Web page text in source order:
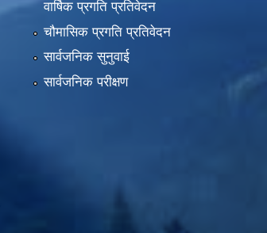
वार्षिक प्रगति प्रतिवेदन
चौमासिक प्रगति प्रतिवेदन
सार्वजनिक सुनुवाई
सार्वजनिक परीक्षण